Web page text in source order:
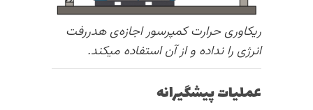
ریکاوری حرارت کمپرسور اجازه‌ی هدررفت
انرژی را نداده و از آن استفاده میکند.
عملیات پیشگیرانه